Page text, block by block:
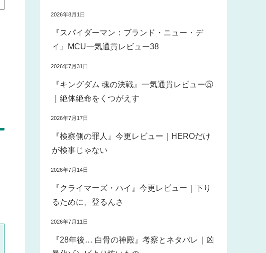
2026年8月1日
『スパイダーマン：ブランド・ニュー・デ
イ』MCU一気通貫レビュー38
2026年7月31日
『キングダム 魂の決戦』一気通貫レビュー⑤
｜絶体絶命をくつがえす
2026年7月17日
『検察側の罪人』今更レビュー｜HEROだけ
が検事じゃない
2026年7月14日
『クライマーズ・ハイ』今更レビュー｜下り
るために、登るんさ
2026年7月11日
『28年後… 白骨の神殿』考察とネタバレ｜凶